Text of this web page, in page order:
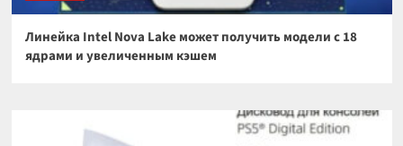
Линейка Intel Nova Lake может получить модели с 18
ядрами и увеличенным кэшем